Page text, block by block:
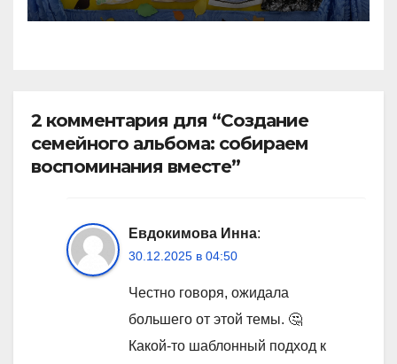
2 комментария для “Создание
семейного альбома: собираем
воспоминания вместе”
Евдокимова Инна:
30.12.2025 в 04:50
Честно говоря, ожидала
большего от этой темы. 🤔
Какой-то шаблонный подход к